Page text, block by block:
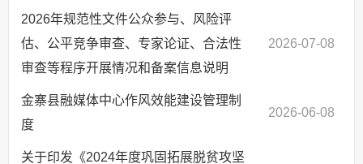
2026年规范性文件公众参与、风险评
估、公平竞争审查、专家论证、合法性
审查等程序开展情况和备案信息说明
2026-07-08
金寨县融媒体中心作风效能建设管理制
度
2026-06-08
关于印发《2024年度巩固拓展脱贫攻坚